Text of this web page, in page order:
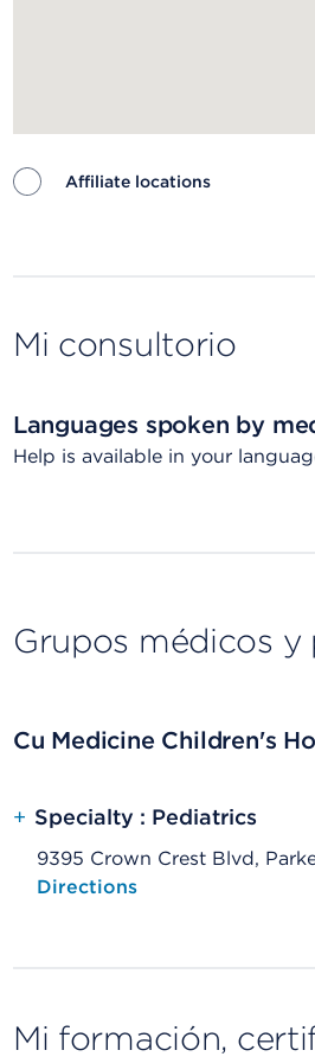
Affiliate locations
Mi consultorio
Languages spoken by
Help is available in your
Grupos médicos y
Cu Medicine Children's
+ Specialty : Pediatrics
9395 Crown Crest Blvd,
Opens native map
Directions
Mi formación,